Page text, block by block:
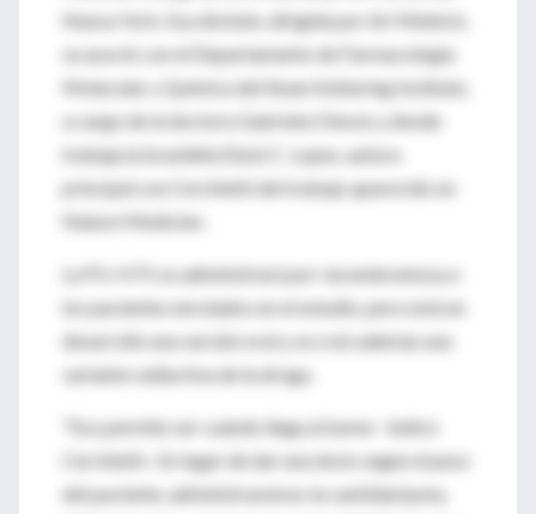
Nueva York. Esa división, dirigida por Ari Melnick,
se asoció con el Departamento de Farmacología
Molecular y Química del Sloan Kettering Institute,
a cargo de la doctora Gabriela Chiosis y donde
trabaja la brasileña Eloisi C. Lopes, autora
principal con Cerchietti del trabajo aparecido en
Nature Medicine .
La PU-H71 se administrará por vía endovenosa a
los pacientes enrolados en el estudio, pero está en
desarrollo una versión oral y se creó además una
variante radiactiva de la droga.
"Eso permite ver cuándo llega al tumor -indicó
Cerchietti-. En lugar de dar una dosis según el peso
del paciente, administraremos la cantidad justa,